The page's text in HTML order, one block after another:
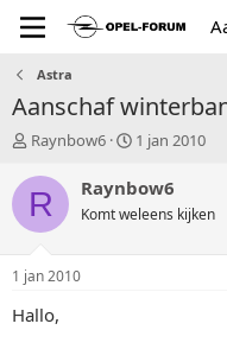
Astra
Aanschaf
T
p
a
r
Raynbow6
S
a
r
t
1 jan 2010
R Raynbow6
Komt weleens kijken
1 jan 2010
Hallo,